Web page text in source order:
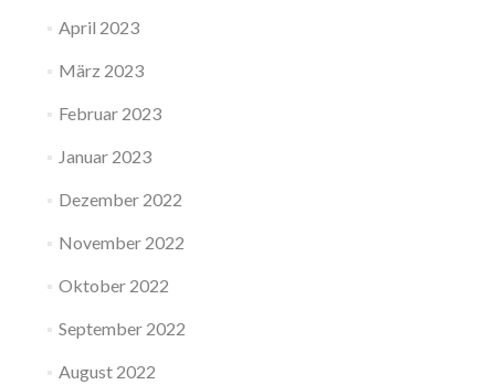
April 2023
März 2023
Februar 2023
Januar 2023
Dezember 2022
November 2022
Oktober 2022
September 2022
August 2022